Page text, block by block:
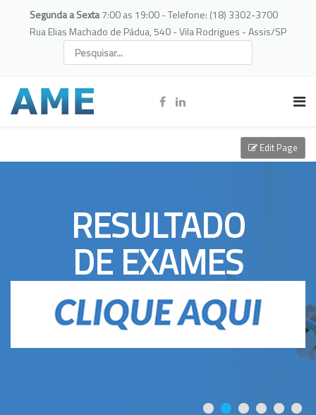
Segunda a Sexta7:00 as 19:00 - Telefone: (18) 3302-3700
Rua Elias Machado de Pádua, 540 - Vila Rodrigues - Assis/SP
RESULTADO
DE EXAMES
Edit Page